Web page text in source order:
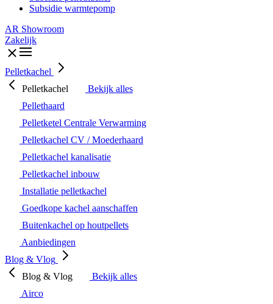
Subsidie warmtepomp
AR Showroom
Zakelijk
Pelletkachel
Pelletkachel
Bekijk alles
Pellethaard
Pelletketel Centrale Verwarming
Pelletkachel CV / Moederhaard
Pelletkachel kanalisatie
Pelletkachel inbouw
Installatie pelletkachel
Goedkope kachel aanschaffen
Buitenkachel op houtpellets
Aanbiedingen
Blog & Vlog
Blog & Vlog
Bekijk alles
Airco